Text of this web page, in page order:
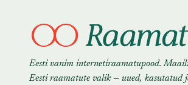
Eesti vanim internetiraamatupood.
Eesti raamatute valik — uued, kasutatud